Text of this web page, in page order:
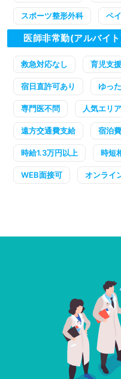
スポーツ整形外科 ペ
医師非常勤(アルバイ
救急対応なし 育児支
宿日直許可あり ゆっ
専門医不問 人気エリア
遠方交通費支給 宿泊
時給1.3万円以上 時短
WEB面接可 オンライ